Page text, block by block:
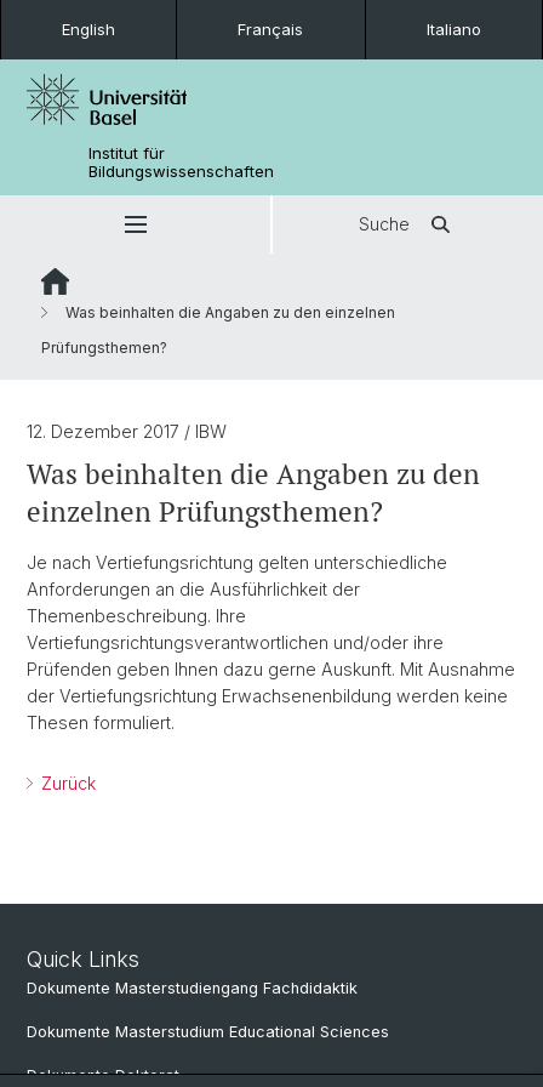
English Français Italiano
Institut für
Bildungswissenschaften
Suche
Was beinhalten die Angaben zu den einzelnen
Prüfungsthemen?
12. Dezember 2017 / IBW
Was beinhalten die Angaben zu den
einzelnen Prüfungsthemen?
Je nach Vertiefungsrichtung gelten unterschiedliche
Anforderungen an die Ausführlichkeit der
Themenbeschreibung. Ihre
Vertiefungsrichtungsverantwortlichen und/oder ihre
Prüfenden geben Ihnen dazu gerne Auskunft. Mit Ausnahme
der Vertiefungsrichtung Erwachsenenbildung werden keine
Thesen formuliert.
Zurück
Quick Links
Dokumente Masterstudiengang Fachdidaktik
Dokumente Masterstudium Educational Sciences
Dokumente Doktorat